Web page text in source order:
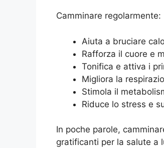
Camminare regolarmente:
Aiuta a bruciare
Rafforza il cuore e
Tonifica e attiva i
Migliora la
Stimola il
Riduce lo stress e
In poche parole,
gratificanti per la salute a